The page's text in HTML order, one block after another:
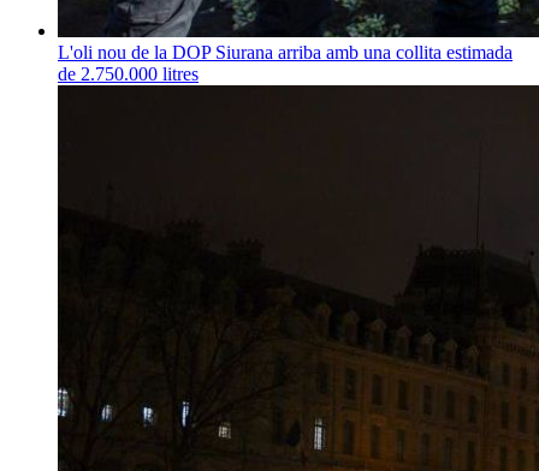
L'oli nou de la DOP Siurana arriba amb una collita estimada
de 2.750.000 litres